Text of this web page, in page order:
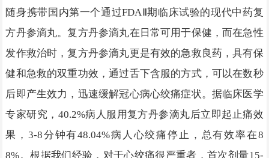
随身携带国内第一个通过FDAⅡ期临床试验的现代中药复
方丹参滴丸。复方丹参滴丸在日常可用于保健，而在急性
发作救治时，复方丹参滴丸更是有效的急救良药，具有保
健和急救的双重功效，通过舌下含服的方式，可以在数秒
后即产生效力，迅速缓解冠心病心绞痛症状。据临床医学
专家研究，40.2%病人服用复方丹参滴丸后立即起止痛效
果，3-8分钟有48.04%病人心绞痛停止，总有效率在8
8%。根据我们经验，对于心绞痛很严重者，首次剂量15-